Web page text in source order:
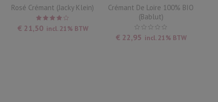
Rosé Crémant (Jacky Klein)
Waardering
4.00uit
€ 21,50 incl. 21% BTW
Crémant De Loire 100% BIO
(Bablut)
€ 22,95 incl. 21% BTW